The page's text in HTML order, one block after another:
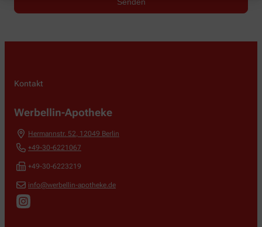
Kontakt
Werbellin-Apotheke
Hermannstr. 52, 12049 Berlin
+49-30-6221067
+49-30-6223219
info@werbellin-apotheke.de